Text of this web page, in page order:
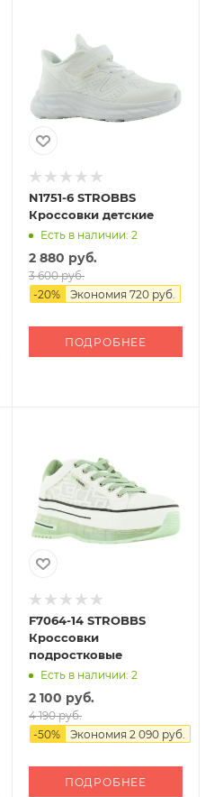
N1751-6 STROBBS
Кроссовки детские
Есть в наличии: 2
2 880 руб.
3 600 руб.
-20% Экономия 720 руб.
ПОДРОБНЕЕ
F7064-14 STROBBS
Кроссовки
подростковые
Есть в наличии: 2
2 100 руб.
4 190 руб.
-50% Экономия 2 090 руб.
ПОДРОБНЕЕ